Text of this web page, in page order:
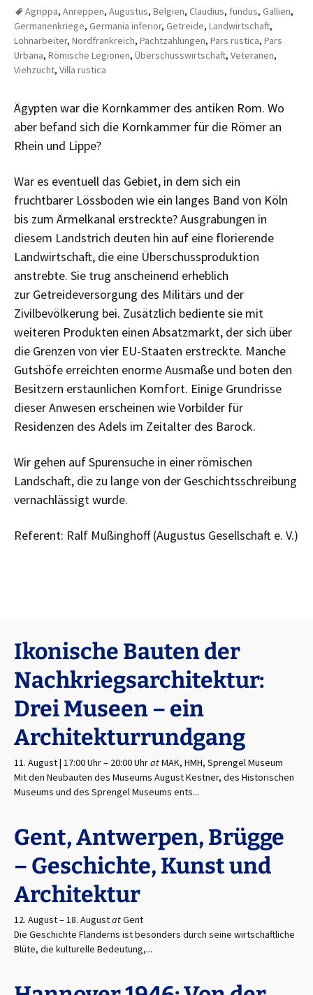
Agrippa, Anreppen, Augustus, Belgien, Claudius, fundus, Gallien,
Germanenkriege, Germania inferior, Getreide, Landwirtschaft,
Lohnarbeiter, Nordfrankreich, Pachtzahlungen, Pars rustica, Pars
Urbana, Römische Legionen, Überschusswirtschaft, Veteranen,
Viehzucht, Villa rustica
Ägypten war die Kornkammer des antiken Rom. Wo
aber befand sich die Kornkammer für die Römer an
Rhein und Lippe?
War es eventuell das Gebiet, in dem sich ein
fruchtbarer Lössboden wie ein langes Band von Köln
bis zum Ärmelkanal erstreckte? Ausgrabungen in
diesem Landstrich deuten hin auf eine florierende
Landwirtschaft, die eine Überschussproduktion
anstrebte. Sie trug anscheinend erheblich
zur Getreideversorgung des Militärs und der
Zivilbevölkerung bei. Zusätzlich bediente sie mit
weiteren Produkten einen Absatzmarkt, der sich über
die Grenzen von vier EU-Staaten erstreckte. Manche
Gutshöfe erreichten enorme Ausmaße und boten den
Besitzern erstaunlichen Komfort. Einige Grundrisse
dieser Anwesen erscheinen wie Vorbilder für
Residenzen des Adels im Zeitalter des Barock.
Wir gehen auf Spurensuche in einer römischen
Landschaft, die zu lange von der Geschichtsschreibung
vernachlässigt wurde.
Referent: Ralf Mußinghoff (Augustus Gesellschaft e. V.)
Ikonische Bauten der
Nachkriegsarchitektur:
Drei Museen – ein
Architekturrundgang
11. August | 17:00 Uhr– 20:00 UhratMAK, HMH, Sprengel Museum
Mit den Neubauten des Museums August Kestner, des Historischen
Museums und des Sprengel Museums ents...
Gent, Antwerpen, Brügge
– Geschichte, Kunst und
Architektur
12. August–18. AugustatGent
Die Geschichte Flanderns ist besonders durch seine wirtschaftliche
Blüte, die kulturelle Bedeutung,...